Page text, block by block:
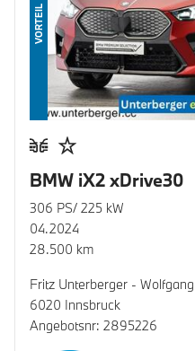
VORTEIL
BMW iX2 xDrive30
306 PS/ 225 kW
04.2024
28.500 km
Fritz Unterberger -
6020 Innsbruck
Angebotsnr: 2895226